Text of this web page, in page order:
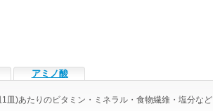
アミノ酸
皿)あたりのビタミン・ミネラル・食物繊維・塩分など